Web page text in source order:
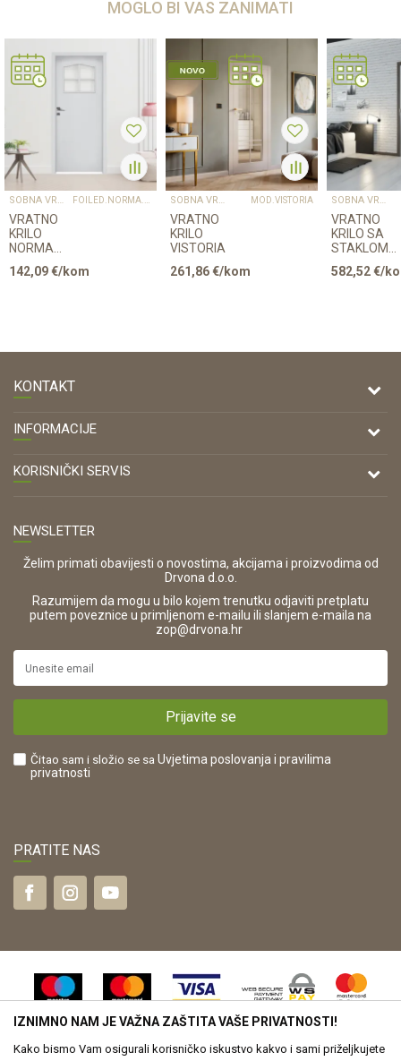
MOGLO BI VAS ZANIMATI
SOBNA VRATA
VRATNO
KRILO
NORMA
142,09€/kom
SOBNA VRATA MOD.VISTORIA
VRATNO
KRILO
VISTORIA
261,86€/kom
SOBNA VRATA
VRATNO
KRILO SA
STAKLOM
582,52€/
KONTAKT
DRVONA D.O.O.
Antuna Mihanovića 7,
47000 Karlovac
OIB:
42821181683
16280
https://www.drvona.hr/
POREZNI BROJ:
INFORMACIJE
O nama
KORISNIČKI SERVIS
Zaštita privatnosti i osobnih podataka
Korištenje kolačića
Pravo na odustajanje i jednostrani raskid ugovora
Reklamacije
Plaćanje karticama
Što dobivam registracijom?
NEWSLETTER
Želim primati obavijesti o novostima, akcijama i proizvodima od
Drvona d.o.o.
Razumijem da mogu u bilo kojem trenutku odjaviti pretplatu
putem poveznice u primljenom e-mailu ili slanjem e-maila na
zop@drvona.hr
Prijavite se
Čitao sam i složio se sa Uvjetima poslovanja i pravilima
privatnosti
PRATITE NAS
IZNIMNO NAM JE VAŽNA ZAŠTITA VAŠE PRIVATNOSTI!
Kako bismo Vam osigurali korisničko iskustvo kakvo i sami priželjkujete